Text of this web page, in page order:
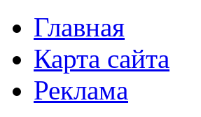
Главная
Карта сайта
Реклама